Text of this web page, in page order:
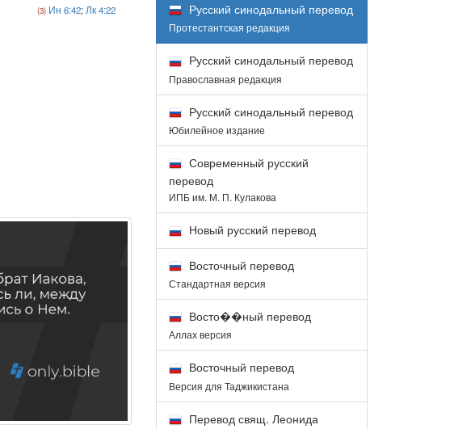
Ин 6:42; Лк 4:22 Русский синодальный перевод
Протестантская редакция
Русский синодальный перевод
Православная редакция
Русский синодальный перевод
Юбилейное издание
Современный русский
перевод
ИПБ им. М. П. Кулакова
Новый русский перевод
Восточный перевод
Стандартная версия
Восто��ный перевод
Аллах версия
Восточный перевод
Версия для Таджикистана
Перевод свящ. Леонида